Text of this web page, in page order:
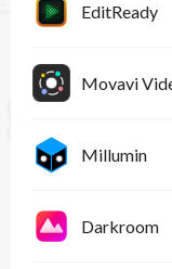
EditReady
Millumin
Darkroom